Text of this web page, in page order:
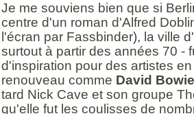
Je me souviens bien que si
centre d'un roman d'Alfred
l'écran par Fassbinder), la ville
surtout à partir des années 70 -
d'inspiration pour des artistes
renouveau comme David Bowie
tard Nick Cave et son groupe
qu'elle fut les coulisses de